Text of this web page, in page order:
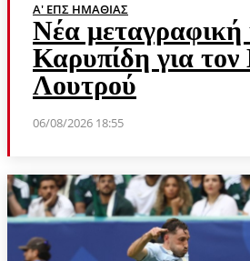
Α' ΕΠΣ ΗΜΑΘΊΑΣ
Νέα μεταγραφική
Καρυπίδη για
Λουτρού
06/08/2026 18:55